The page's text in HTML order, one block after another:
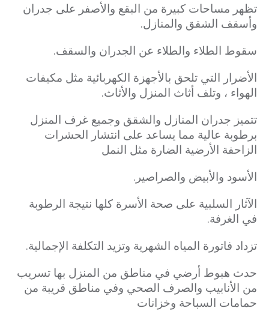
تظهر مساحات كبيرة من البقع والأصفر على جدران
وأسقف الشقق والمنازل.
سقوط الطلاء والطلاء عن الجدران والسقف.
الأضرار التي تلحق بالأجهزة الكهربائية مثل مكيفات
الهواء ، وتلف أثاث المنزل والأثاث.
تتميز جدران المنازل والشقق وجميع غرف المنزل
برطوبة عالية مما يساعد على انتشار الحشرات
الزاحفة الأرضية الضارة مثل النمل
الأسود والأبيض والصراصير.
الآثار السلبية على صحة الأسرة كلها نتيجة الرطوبة
في الغرفة.
تزداد فاتورة المياه الشهرية وتزيد التكلفة الإجمالية.
حدث هبوط أرضي في مناطق من المنزل بها تسريب
من الأنابيب والصرف الصحي وفي مناطق قريبة من
حمامات السباحة وخزانات